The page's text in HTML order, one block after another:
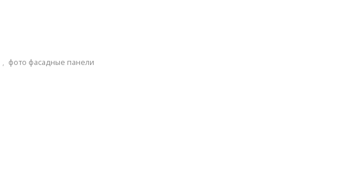
, фото фасадные панели